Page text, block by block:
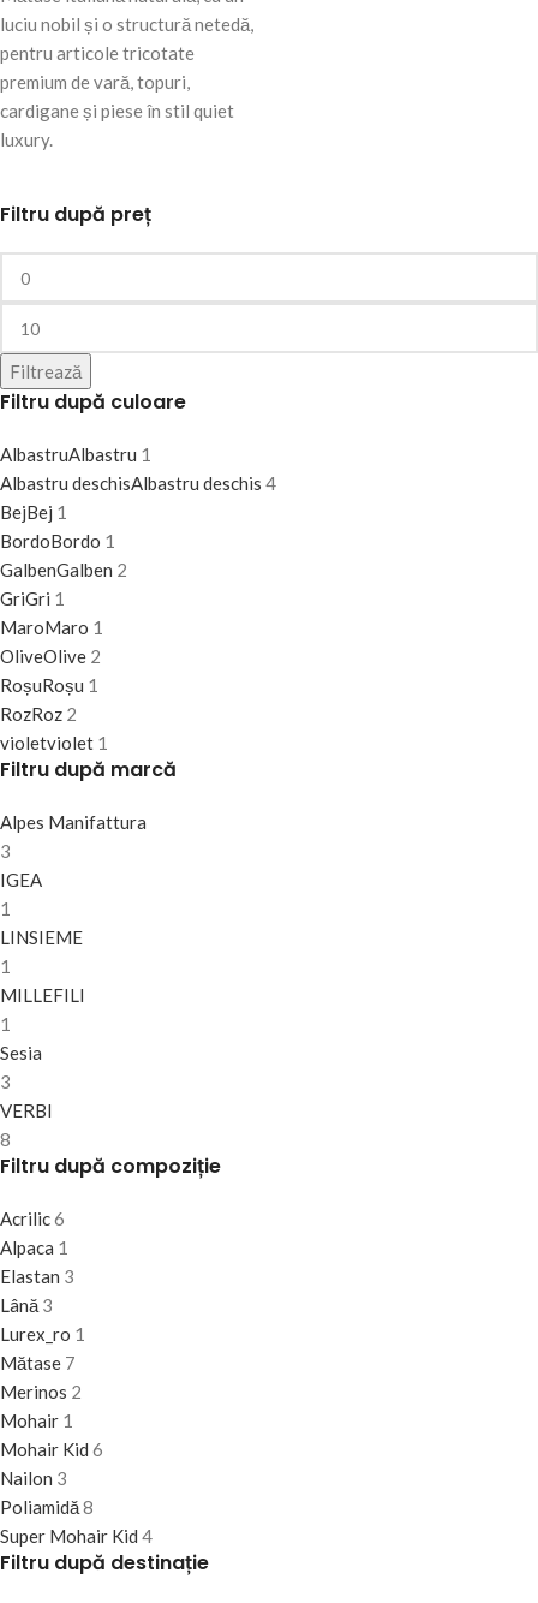
Filtru după preț
Filtrează
Filtru după culoare
AlbastruAlbastru 1
Albastru deschisAlbastru deschis 4
BejBej 1
BordoBordo 1
GalbenGalben 2
GriGri 1
MaroMaro 1
OliveOlive 2
RoșuRoșu 1
RozRoz 2
violetviolet 1
Filtru după marcă
Alpes Manifattura
3
IGEA
1
LINSIEME
1
MILLEFILI
1
Sesia
3
VERBI
8
Filtru după compoziție
Acrilic6
Alpaca 1
Elastan 3
Lână 3
Lurex_ro 1
Mătase 7
Merinos 2
Mohair 1
Mohair Kid 6
Nailon 3
Poliamidă8
Super Mohair Kid 4
Filtru după destinație
luciu nobil și o structură netedă,
pentru articole tricotate
premium de vară, topuri,
cardigane și piese în stil quiet
luxury.